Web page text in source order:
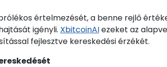
értelmezését, a benne rejlő
igényli. XbitcoinAIezeket az
fejlesztve kereskedési érzékét.